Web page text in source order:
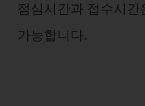
점심시간과 접수시
가능합니다.